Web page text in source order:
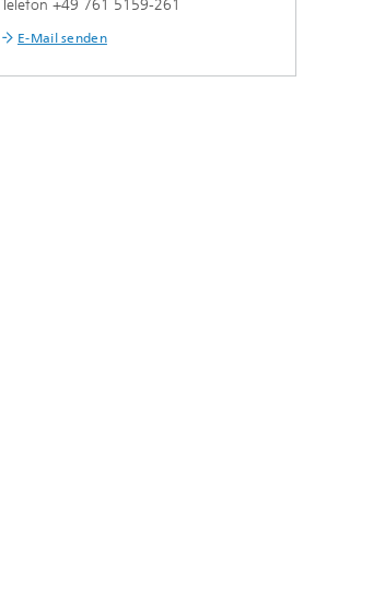
Telefon +49 761 5159-261
E-Mail senden